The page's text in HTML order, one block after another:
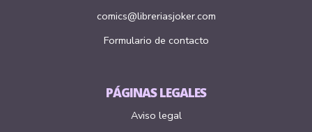
comics@libreriasjoker.com
Formulario de contacto
PÁGINAS LEGALES
Aviso legal